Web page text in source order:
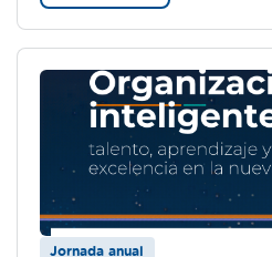
Jornada anual